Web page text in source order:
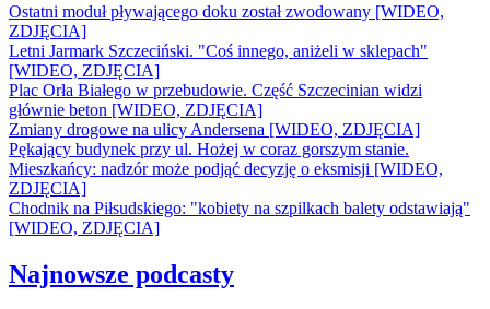
Ostatni moduł pływającego doku został zwodowany [WIDEO,
ZDJĘCIA]
Letni Jarmark Szczeciński. "Coś innego, aniżeli w sklepach"
[WIDEO, ZDJĘCIA]
Plac Orła Białego w przebudowie. Część Szczecinian widzi
głównie beton [WIDEO, ZDJĘCIA]
Zmiany drogowe na ulicy Andersena [WIDEO, ZDJĘCIA]
Pękający budynek przy ul. Hożej w coraz gorszym stanie.
Mieszkańcy: nadzór może podjąć decyzję o eksmisji [WIDEO,
ZDJĘCIA]
Chodnik na Piłsudskiego: "kobiety na szpilkach balety odstawiają"
[WIDEO, ZDJĘCIA]
Najnowsze podcasty